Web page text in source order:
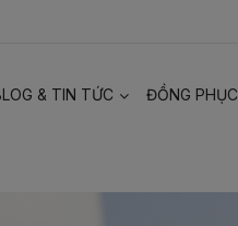
& TIN TỨC ĐỒNG PHỤC